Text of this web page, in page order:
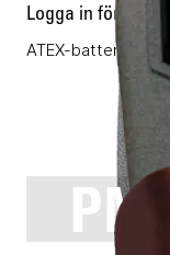
Logga in för pris
ATEX-batteri, Li-